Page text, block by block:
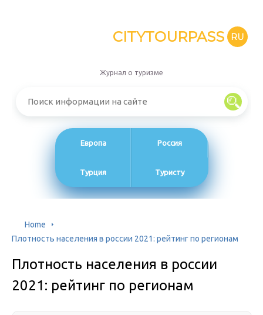
CITYTOURPASS RU
Журнал о туризме
Европа Россия
Турция Туристу
Home
Плотность населения в россии 2021: рейтинг по регионам
Плотность населения в россии
2021: рейтинг по регионам